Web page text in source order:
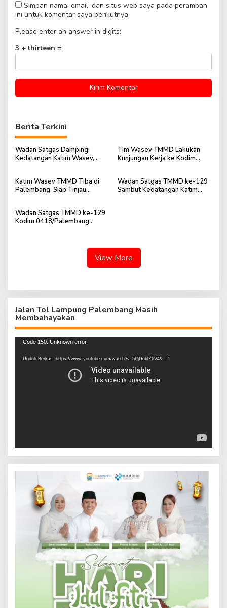
Simpan nama, email, dan situs web saya pada peramban
ini untuk komentar saya berikutnya.
Please enter an answer in digits:
3 + thirteen =
Berita Terkini
Wadan Satgas Dampingi
Kedatangan Katim Wasev,
Tim Wasev TMMD Lakukan
Kunjungan Kerja ke Kodim
Katim Wasev TMMD Tiba di
Palembang, Siap Tinjau
Wadan Satgas TMMD ke-129
Sambut Kedatangan Katim
Wadan Satgas TMMD ke-129
Kodim 0418/Palembang
View More
Jalan Tol Lampung Palembang Masih
Membahayakan
Pemutar
Code 150: Unknown error.
Unduh Berkas: https://www.youtube.com/watch?v=5PjDublZ6V4&_=1